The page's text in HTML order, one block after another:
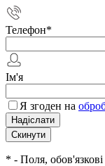
Телефон*
Ім'я
Я згоден на
* - Поля,